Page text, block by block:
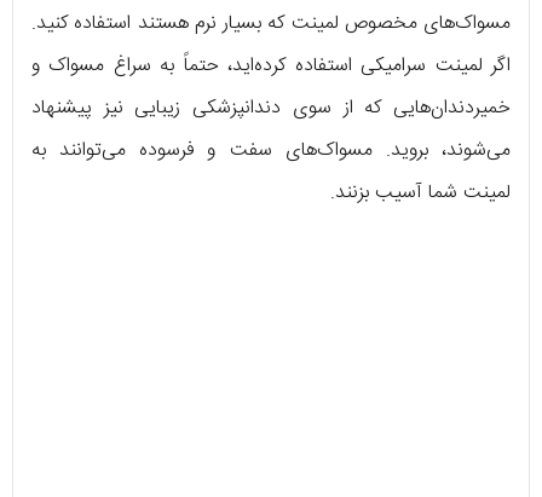
مسواک‌های مخصوص لمینت که بسیار نرم هستند استفاده کنید.
اگر لمینت سرامیکی استفاده کرده‌اید، حتماً به سراغ مسواک و
خمیردندان‌هایی که از سوی دندانپزشکی زیبایی نیز پیشنهاد
می‌شوند، بروید. مسواک‌های سفت و فرسوده می‌توانند به
لمینت شما آسیب بزنند.